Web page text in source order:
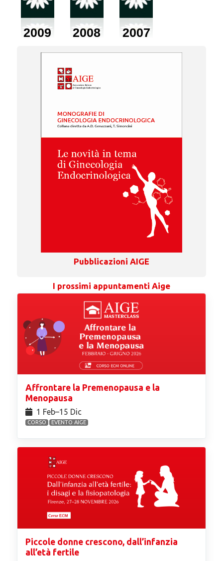
2009 2008 2007
Pubblicazioni AIGE
I prossimi appuntamenti Aige
Affrontare la Premenopausa e la
Menopausa
1 Feb⁠–15 Dic
CORSO EVENTO AIGE
Piccole donne crescono, dall’infanzia
all’età fertile